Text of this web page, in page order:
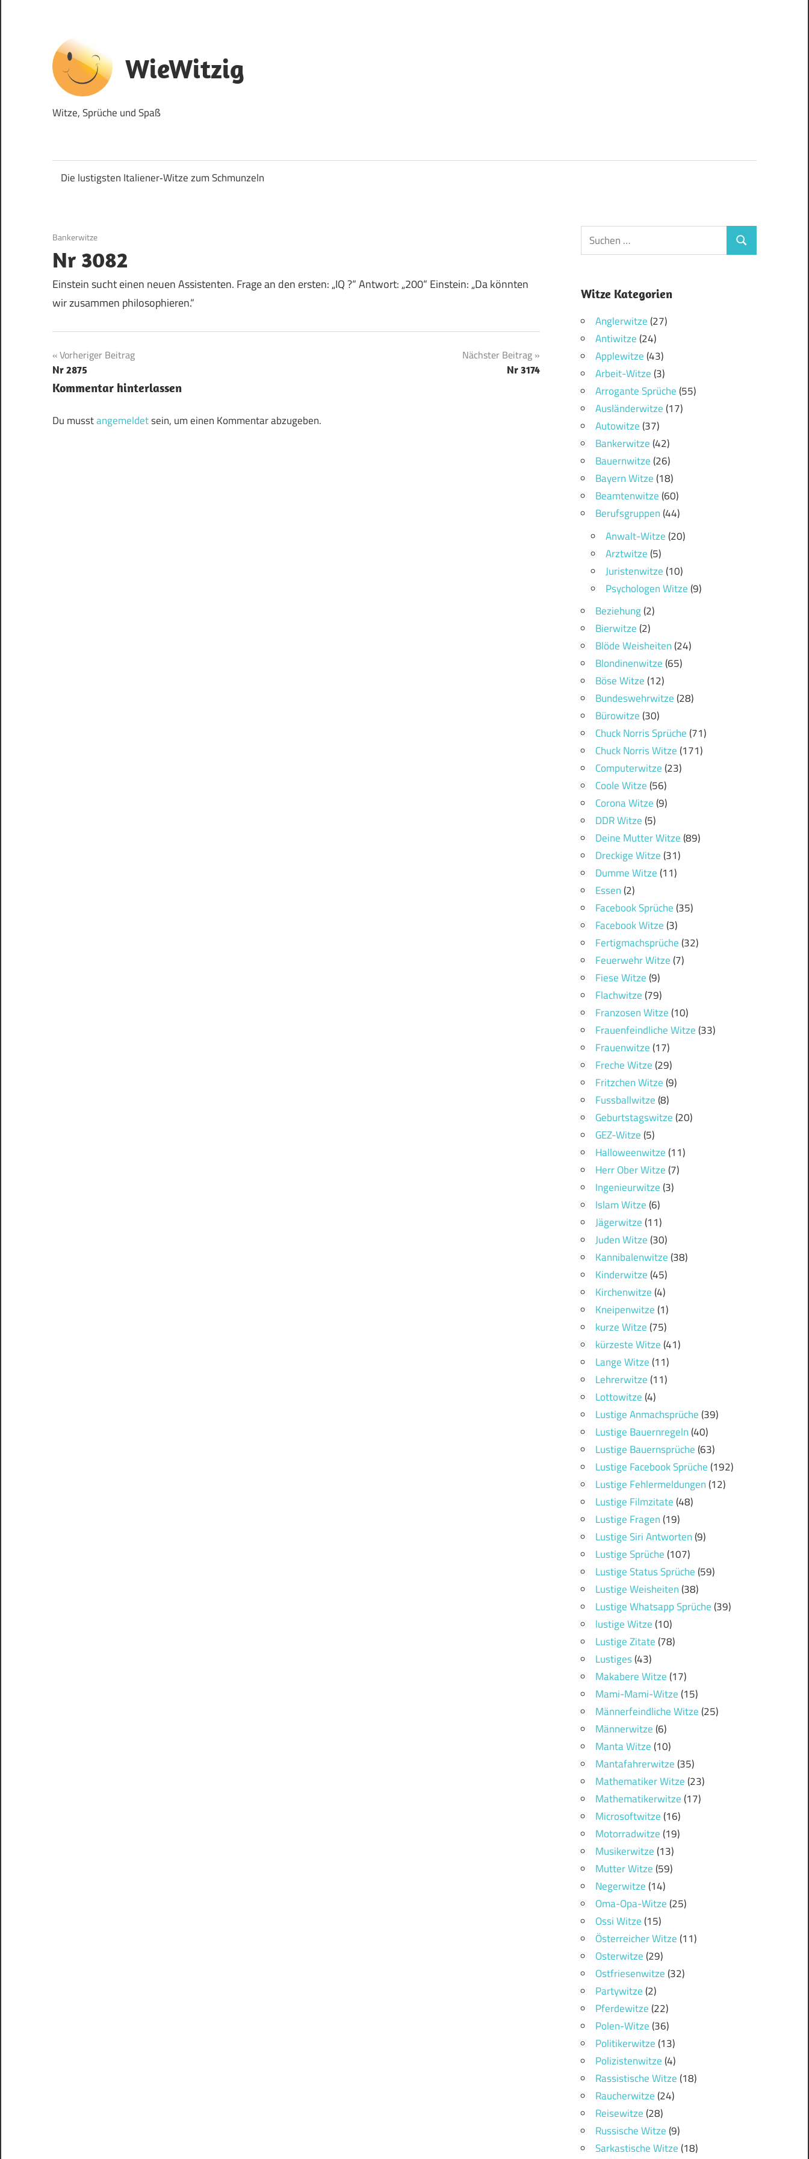
springen
WieWitzig
Witze, Sprüche und Spaß
Die lustigsten Italiener‑Witze zum Schmunzeln
9. August 2017
Bankerwitze
Nr 3082
Einstein sucht einen neuen Assistenten. Frage an den ersten: „IQ ?“ Antwort: „200“ Einstein: „Da könnten
wir zusammen philosophieren.“
Beitragsnavigation
Vorheriger Beitrag
Nr 2875
Nächster Beitrag
Nr 3174
Kommentar hinterlassen
Du musstangemeldetsein, um einen Kommentar abzugeben.
Witze Kategorien
Anglerwitze(27)
Antiwitze(24)
Applewitze(43)
Arbeit-Witze(3)
Arrogante Sprüche(55)
Ausländerwitze(17)
Autowitze(37)
Bankerwitze(42)
Bauernwitze(26)
Bayern Witze(18)
Beamtenwitze(60)
Berufsgruppen(44)
Anwalt-Witze(20)
Arztwitze(5)
Juristenwitze(10)
Psychologen Witze(9)
Beziehung(2)
Bierwitze(2)
Blöde Weisheiten(24)
Blondinenwitze(65)
Böse Witze(12)
Bundeswehrwitze(28)
Bürowitze(30)
Chuck Norris Sprüche(71)
Chuck Norris Witze(171)
Computerwitze(23)
Coole Witze(56)
Corona Witze(9)
DDR Witze(5)
Deine Mutter Witze(89)
Dreckige Witze(31)
Dumme Witze(11)
Essen(2)
Facebook Sprüche(35)
Facebook Witze(3)
Fertigmachsprüche(32)
Feuerwehr Witze(7)
Fiese Witze(9)
Flachwitze(79)
Franzosen Witze(10)
Frauenfeindliche Witze(33)
Frauenwitze(17)
Freche Witze(29)
Fritzchen Witze(9)
Fussballwitze(8)
Geburtstagswitze(20)
GEZ-Witze(5)
Halloweenwitze(11)
Herr Ober Witze(7)
Ingenieurwitze(3)
Islam Witze(6)
Jägerwitze(11)
Juden Witze(30)
Kannibalenwitze(38)
Kinderwitze(45)
Kirchenwitze(4)
Kneipenwitze(1)
kurze Witze(75)
kürzeste Witze(41)
Lange Witze(11)
Lehrerwitze(11)
Lottowitze(4)
Lustige Anmachsprüche(39)
Lustige Bauernregeln(40)
Lustige Bauernsprüche(63)
Lustige Facebook Sprüche(192)
Lustige Fehlermeldungen(12)
Lustige Filmzitate(48)
Lustige Fragen(19)
Lustige Siri Antworten(9)
Lustige Sprüche(107)
Lustige Status Sprüche(59)
Lustige Weisheiten(38)
Lustige Whatsapp Sprüche(39)
lustige Witze(10)
Lustige Zitate(78)
Lustiges(43)
Makabere Witze(17)
Mami-Mami-Witze(15)
Männerfeindliche Witze(25)
Männerwitze(6)
Manta Witze(10)
Mantafahrerwitze(35)
Mathematiker Witze(23)
Mathematikerwitze(17)
Microsoftwitze(16)
Motorradwitze(19)
Musikerwitze(13)
Mutter Witze(59)
Negerwitze(14)
Oma-Opa-Witze(25)
Ossi Witze(15)
Österreicher Witze(11)
Osterwitze(29)
Ostfriesenwitze(32)
Partywitze(2)
Pferdewitze(22)
Polen-Witze(36)
Politikerwitze(13)
Polizistenwitze(4)
Rassistische Witze(18)
Raucherwitze(24)
Reisewitze(28)
Russische Witze(9)
Sarkastische Witze(18)